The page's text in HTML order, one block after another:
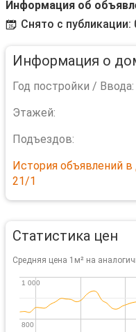
Информация об
Снято с публикации:
Информация о
Год постройки / Ввода:
Этажей:
Подъездов:
История объявлений
21/1
Статистика цен
Средняя цена 1м² на
800
800
1 000
1 000